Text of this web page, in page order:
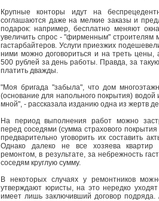
Крупные конторы идут на
соглашаются даже на мелкие заказы и
подарок: например, бесплатно меняют
увеличить спрос - "фирменным" строителям
гастарбайтеров. Услуги приезжих
ними можно договориться и на треть цены,
500 рублей за день работы. Правда, за
платить дважды.
"Моя бригада "забыла", что дом
(основание для напольного покрытия)
мной", - рассказала изданию одна из жертв
На период выполнения работ можно
перед соседями (сумма страхового
предварительно уговорить их составить
Однако далеко не все хозяева
ремонтом, в результате, за небрежность
соседям круглую сумму.
В некоторых случаях у ремонтников
утверждают юристы, на это нередко
имеет лишь заключивший договор подряда.